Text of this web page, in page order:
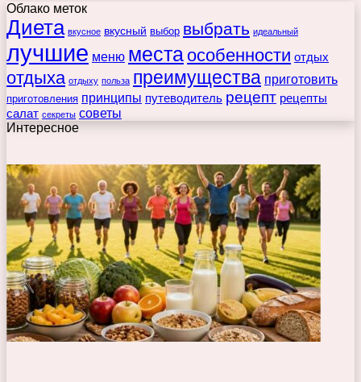
Облако меток
Диета вкусное вкусный выбор выбрать идеальный
лучшие меню места особенности отдых
отдыха отдыху польза преимущества приготовить
приготовления принципы путеводитель рецепт рецепты
салат секреты советы
Интересное